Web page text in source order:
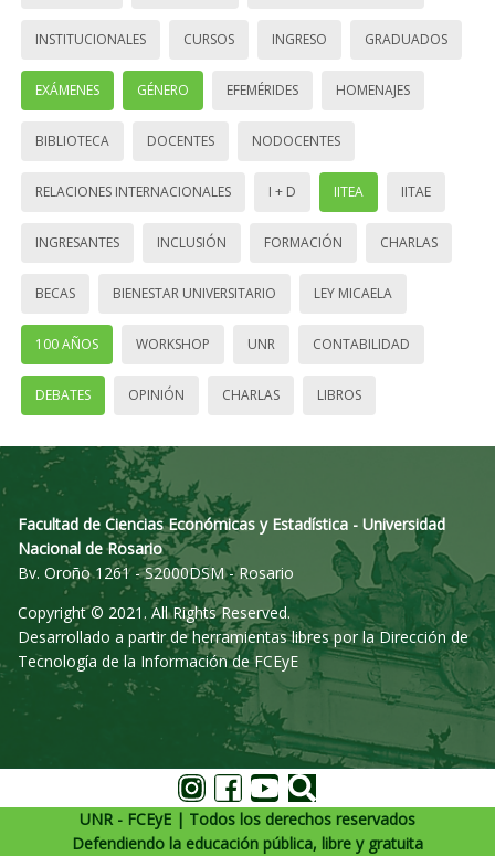
INSTITUCIONALES CURSOS INGRESO GRADUADOS
EXÁMENES GÉNERO EFEMÉRIDES HOMENAJES
BIBLIOTECA DOCENTES NODOCENTES
RELACIONES INTERNACIONALES I + D IITEA IITAE
INGRESANTES INCLUSIÓN FORMACIÓN CHARLAS
BECAS BIENESTAR UNIVERSITARIO LEY MICAELA
100 AÑOS WORKSHOP UNR CONTABILIDAD
DEBATES OPINIÓN CHARLAS LIBROS
Facultad de Ciencias Económicas y Estadística - Universidad
Nacional de Rosario
Bv. Oroño 1261 - S2000DSM - Rosario
Copyright © 2021. All Rights Reserved.
Desarrollado a partir de herramientas libres por la Dirección de
Tecnología de la Información de FCEyE
UNR - FCEyE | Todos los derechos reservados
Defendiendo la educación pública, libre y gratuita